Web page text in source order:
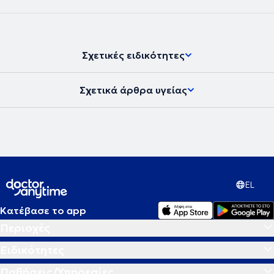
πολλές ρινοπλαστικές ανά έτος. Η δρ. Κυπραίου έχει επίσης
εξειδίκευση στην αποκατάσταση του πτερυγίου ωτός μετά από εκ
γενετής ελλείψεις ή αφαίρεση ογκιδίων και καρκινωμάτων τόσο
από το αυτί, όσο και σε όλο το πρόσωπο. Είναι
πιστοποιημένη
χειρουργός από το International Board for Certification in Facial
Plastic and Reconstructive Surgery. Πρόκειται για ένα διεθνές
πρωτόκολλα.
Σχετικές ειδικότητες
Σχετικά άρθρα υγείας
EL
Κατέβασε το app